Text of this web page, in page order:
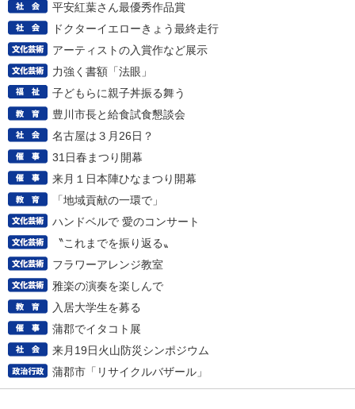
平安紅葉さん最優秀作品賞
ドクターイエローきょう最終走行
アーティストの入賞作など展示
力強く書額「法眼」
子どもらに親子丼振る舞う
豊川市長と給食試食懇談会
名古屋は３月26日？
31日春まつり開幕
来月１日本陣ひなまつり開幕
「地域貢献の一環で」
ハンドベルで 愛のコンサート
〝これまでを振り返る〟
フラワーアレンジ教室
雅楽の演奏を楽しんで
入居大学生を募る
蒲郡でイタコト展
来月19日火山防災シンポジウム
蒲郡市「リサイクルバザール」